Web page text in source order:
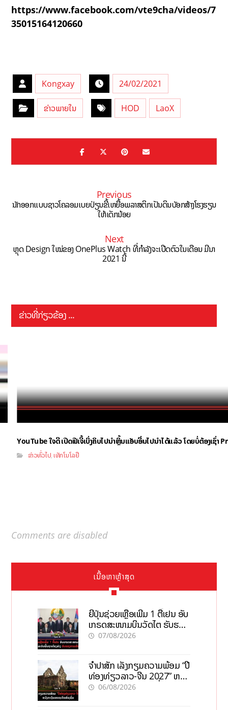
https://www.facebook.com/vte9cha/videos/7
35015164120660
Kongxay 24/02/2021
ຂ່າວພາຍໃນ HOD LaoX
Previous
ນັກອອກແບບຊາວໂຄລອມເບຍປ່ຽນຂີ້ເຫຍື້ອພລາສຕິກເປັນດິນບັອກສ້າງໂຮງຮຽນ
ໃຫ້ເດັກນ້ອຍ
Next
ຫຼຸດ Design ໃໝ່ຂອງ OnePlus Watch ທີ່ກຳລັງຈະເປີດຕົວໃນເດືອນ ມີນາ
2021 ນີ້
ຂ່າວທີ່ກ່ຽວຂ້ອງ ...
YouTube ໃຈດີ ເປີດຟີເຈີ້ເບິ່ງຄິບໄປນຳຫຼິ້ນແອັບອື່ນໄປນຳໄດ້ແລ້ວ ໂດຍບໍ່ຕ້ອງເຊົ່າ
ຂ່າວທົ່ວໄປ,ເທັກໂນໂລຢີ
Comments are disabled
ເນື້ອຫາຫຼ້າສຸດ
ຍີ່ປຸ່ນຊ່ວຍເຫຼືອເພີ່ມ 1 ຕື້ເຢນ ອັບ
ເກຣດສະໜາມບິນວັດໄຕ ຮັບຮອງ
ການເຕີບໂຕ
07/08/2026
ຈຳປາສັກ ເລັ່ງກຽມຄວາມພ້ອມ “ປີ
ທ່ອງທ່ຽວລາວ-ຈີນ 2027” ຫວັງ
ກະຕຸ້ນເສດຖະກິດທ້ອງຖິ່ນ
06/08/2026